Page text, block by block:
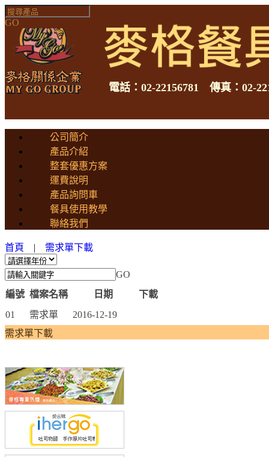
GO
電話：02-22156781 傳真：02-
公司簡介
產品介紹
整套優惠方案
運費說明
產品詢問車
餐具使用教學
聯絡我們
首頁 | 需求單下載
GO
編號 檔案名稱 日期
下載
01
需求單
2016-12-19
需求單下載